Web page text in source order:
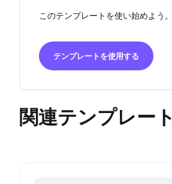
このテンプレートを使い始めよう。
テンプレートを使用する
関連テンプレート